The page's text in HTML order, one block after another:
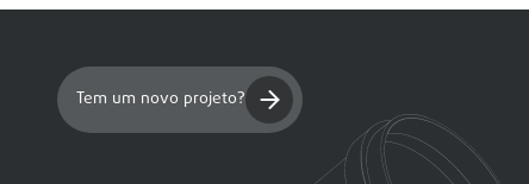
Tem um novo projeto?